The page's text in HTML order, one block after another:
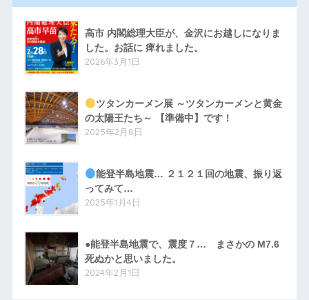
高市 内閣総理大臣が、金沢にお越しになりま
した。お話に 痺れました。
2026年3月1日
ツタンカーメン展 ～ツタンカーメンと黄金
の太陽王たち～ 【準備中】です！
2025年2月8日
能登半島地震… ２１２１回の地震、振り返
ってみて…
2025年1月4日
●能登半島地震で、震度７… まさかの M7.6
死ぬかと思いました。
2024年2月1日